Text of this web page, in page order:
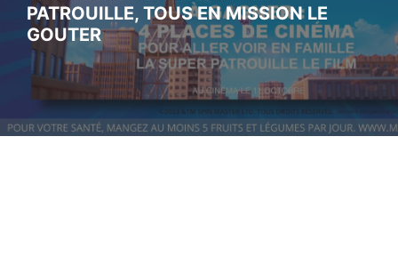
PATROUILLE, TOUS EN MISSION LE
GOUTER